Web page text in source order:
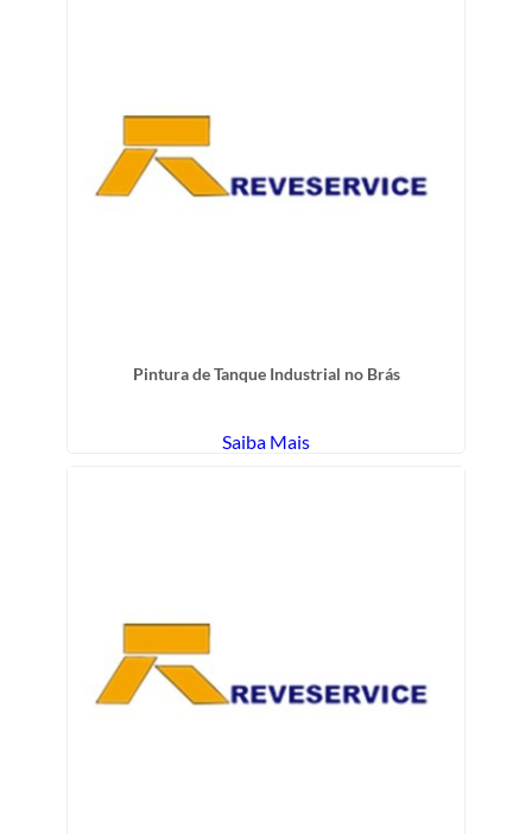
Pintura de Tanque Industrial no Brás
Saiba Mais